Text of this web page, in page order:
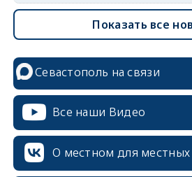
Показать все
Севастополь на связи
Все наши Видео
О местном для местных